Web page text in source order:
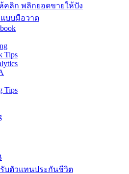
ห้คลิก พลิกยอดขายให้ปัง
แบบมือวาด
Tips
Tips
บตัวแทนประกันชีวิต